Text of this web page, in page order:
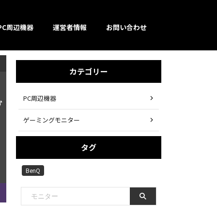
周辺機器 運営者情報 お問い合わせ
カテゴリー
PC周辺機器
ゲーミングモニター
タグ
BenQ